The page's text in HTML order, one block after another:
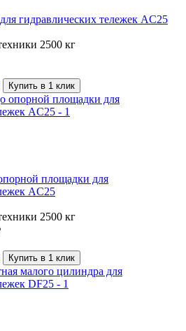
гидравлических тележек AC25
2500 кг
Купить в 1 клик
площадки для
AC25
2500 кг
Купить в 1 клик